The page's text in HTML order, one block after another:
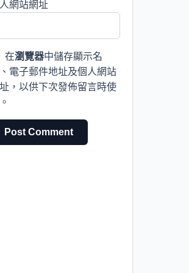
網站網址
在瀏覽器中儲存顯示名
電子郵件地址及個人網站
，以供下次發佈留言時使